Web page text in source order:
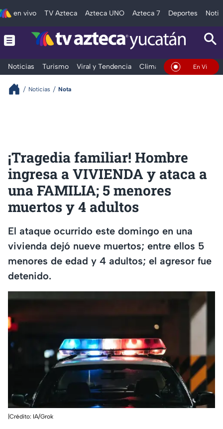
en vivo TV Azteca Azteca UNO Azteca 7 Deportes
Noticias Turismo Viral y Tendencia Clima DeportesEn Vivo
Noticias Nota
¡Tragedia familiar! Hombre
ingresa a VIVIENDA y ataca a
una FAMILIA; 5 menores
muertos y 4 adultos
El ataque ocurrido este domingo en una
vivienda dejó nueve muertos; entre ellos 5
menores de edad y 4 adultos; el agresor fue
detenido.
|Crédito: IA/Grok